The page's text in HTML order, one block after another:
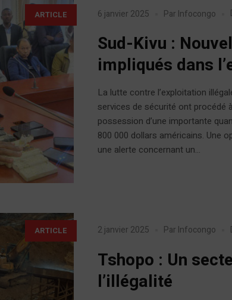
ARTICLE 6 janvier 2025 Par Infocongo
Sud-Kivu :
impliqués dans
La lutte contre l’exploitation
services de sécurité ont procédé
possession d’une importante
800 000 dollars américains. Une
une alerte concernant un...
ARTICLE 2 janvier 2025 Par Infocongo
Tshopo : Un
l’illégalité